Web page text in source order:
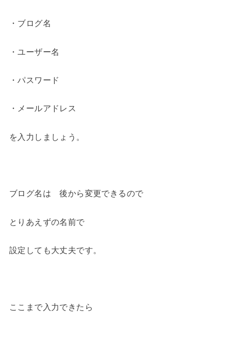
・ブログ名
・ユーザー名
・パスワード
・メールアドレス
を入力しましょう。
ブログ名は 後から変更できるので
とりあえずの名前で
設定しても大丈夫です。
ここまで入力できたら